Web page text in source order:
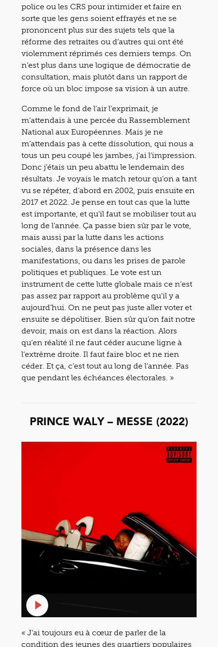
police ou les CRS pour intimider et faire en
sorte que les gens soient effrayés et ne se
prononcent plus sur des sujets tels que la
réforme des retraites ou d’autres qui ont été
violemment réprimés ces derniers temps. On
n’est plus dans une logique de démocratie de
consultation, mais plutôt dans un rapport de
force où un bloc impose sa vision à un autre.
Comme le fond de l’air l’exprimait, je
m’attendais à une percée du Rassemblement
National aux Européennes. Mais je ne
m’attendais pas à cette dissolution, qui nous a
tous un peu coupé les jambes, j’ai l’impression.
Donc j’étais un peu abattu le lendemain des
résultats. Je voyais le match retour qu’on a tant
vu se répéter, d’abord en 2002, puis ensuite en
2017 et 2022. Je pense en tout cas que la lutte
est importante, et qu’il faut se mobiliser tout au
long de l’année. Ça passe bien sûr par le vote,
mais aussi par la lutte dans les actions
sociales, dans la présence dans les
manifestations, ou dans les prises de parole
politiques et publiques. Le vote est un
instrument de cette lutte globale mais ce n’est
pas assez par rapport au problème qu’il y a
aujourd’hui. On ne peut pas juste aller voter et
ensuite se dépolitiser. Bien sûr qu’on fait notre
devoir, mais on est dans la réaction. Alors
qu’en réalité il ne faut céder aucune ligne à
l’extrême droite. Il faut faire bloc et ne rien
céder. Et ça, c’est tout au long de l’année. Pas
que pendant les échéances électorales. »
PRINCE WALY – MESSE (2022)
« J’ai toujours eu à cœur de parler de la
condition des jeunes des quartiers populaires